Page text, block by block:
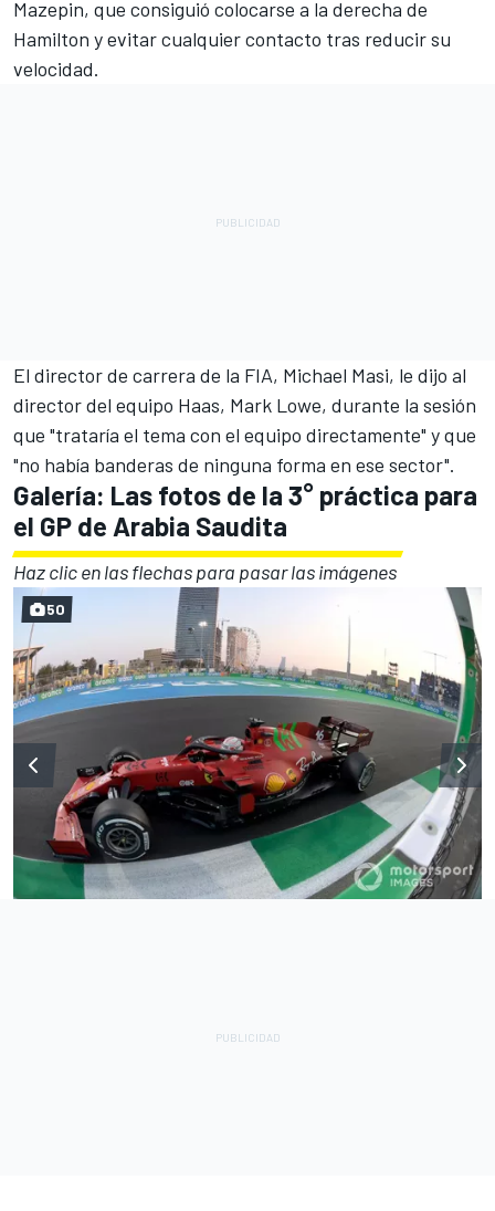
Mazepin, que consiguió colocarse a la derecha de
Hamilton y evitar cualquier contacto tras reducir su
velocidad.
El director de carrera de la FIA, Michael Masi, le dijo al
director del equipo Haas, Mark Lowe, durante la sesión
que "trataría el tema con el equipo directamente" y que
"no había banderas de ninguna forma en ese sector".
Galería: Las fotos de la 3° práctica para
el GP de Arabia Saudita
Haz clic en las flechas para pasar las imágenes
50